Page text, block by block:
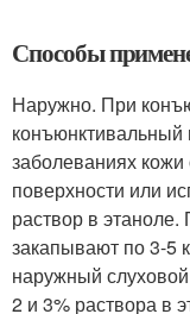
Способы
Наружно. При
заболеваниях
поверхности или
раствор в
закапывают по 3-5
наружный
2 и 3% раствора в